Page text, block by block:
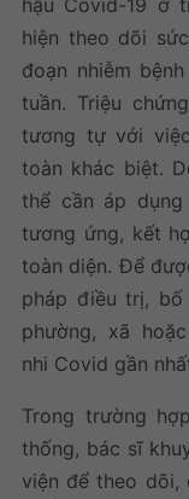
hiện theo dõi
đoạn nhiễm
tuần. Triệu
tương tự với
toàn khác biệt.
thể cần áp
tương ứng, kết
toàn diện. Để
pháp điều trị,
phường, xã
nhi Covid gần
Trong trường
thống, bác sĩ
viện để theo dõi,